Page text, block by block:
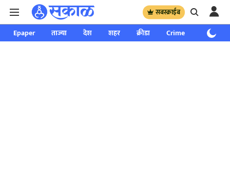
सबस्क्राईब
Epaper ताज्या देश शहर क्रीडा Crime साप्ताहिक